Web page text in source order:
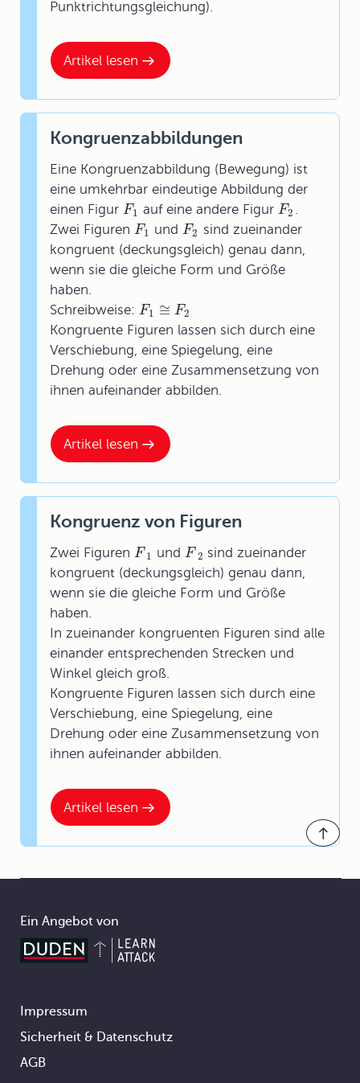
Artikel lesen
Punktrichtungsgleichung).
Artikel lesen
Kongruenzabbildungen
Eine Kongruenzabbildung (Bewegung) ist
eine umkehrbar eindeutige Abbildung der
einen Figur F1 auf eine andere FigurF2 .
Zwei Figuren F1 undF2 sind zueinander
kongruent (deckungsgleich) genau dann,
wenn sie die gleiche Form und Größe
haben.
Schreibweise: F1 ≅ F2
Kongruente Figuren lassen sich durch eine
Verschiebung, eine Spiegelung, eine
Drehung oder eine Zusammensetzung von
ihnen aufeinander abbilden.
Artikel lesen
Kongruenz von Figuren
Zwei Figuren F 1 undF 2 sind zueinander
kongruent (deckungsgleich) genau dann,
wenn sie die gleiche Form und Größe
haben.
In zueinander kongruenten Figuren sind alle
einander entsprechenden Strecken und
Winkel gleich groß.
Kongruente Figuren lassen sich durch eine
Verschiebung, eine Spiegelung, eine
Drehung oder eine Zusammensetzung von
ihnen aufeinander abbilden.
Ein Angebot von
Footer
Impressum
Sicherheit & Datenschutz
AGB